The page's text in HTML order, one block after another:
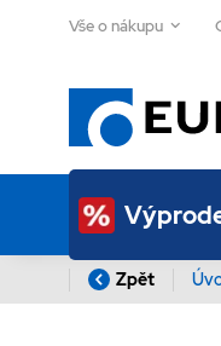
Vše o nákupu
Zpět